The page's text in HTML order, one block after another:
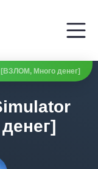
Много денег]